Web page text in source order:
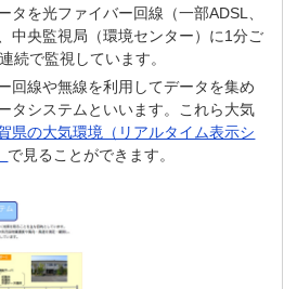
タを光ファイバー回線（一部ADSL、
中央監視局（環境センター）に1分ご
続で監視しています。
回線や無線を利用してデータを集め
タシステムといいます。これら大気
賀県の大気環境（リアルタイム表示シ
で見ることができます。